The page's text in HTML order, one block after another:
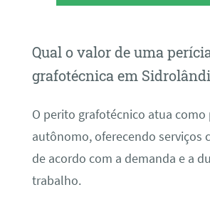
Qual o valor de uma
grafotécnica em
O perito grafotécnico atua
autônomo, oferecendo serviços
de acordo com a demanda e a
trabalho.